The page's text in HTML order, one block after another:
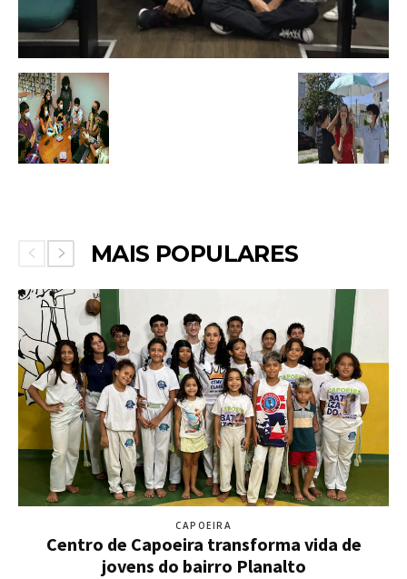
MAIS POPULARES
CAPOEIRA
Centro de Capoeira transforma vida de
jovens do bairro Planalto